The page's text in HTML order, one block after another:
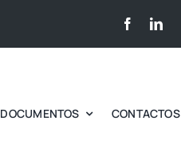
DOCUMENTOS CONTACTOS